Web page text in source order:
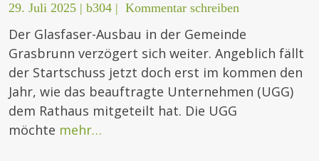
29. Juli 2025 | b304 | Kommentar schreiben
Der Glasfaser-Ausbau in der Gemeinde
Grasbrunn verzögert sich weiter. Angeblich fällt
der Startschuss jetzt doch erst im kommen den
Jahr, wie das beauftragte Unternehmen (UGG)
dem Rathaus mitgeteilt hat. Die UGG
möchte mehr…